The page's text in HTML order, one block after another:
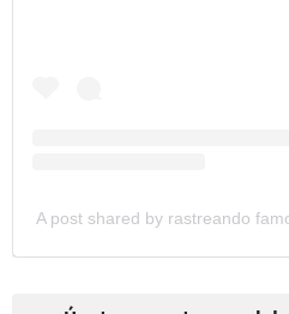
A post shared by rastreando